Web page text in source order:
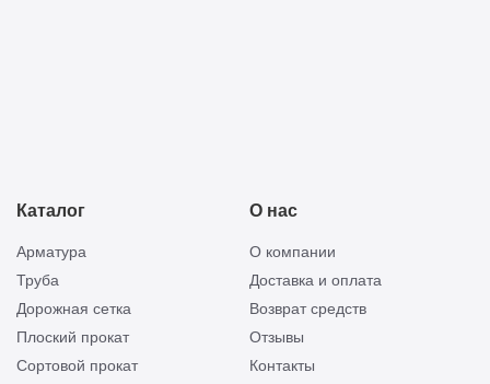
Каталог
Арматура
Труба
Дорожная сетка
Плоский прокат
Сортовой прокат
О нас
О компании
Доставка и оплата
Возврат средств
Отзывы
Контакты